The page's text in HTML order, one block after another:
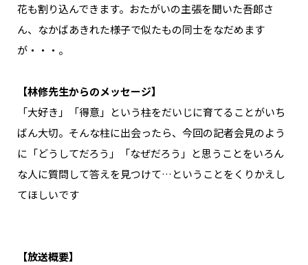
花も割り込んできます。おたがいの主張を聞いた吾郎さ
ん、なかばあきれた様子で似たもの同士をなだめます
が・・・。
【林修先生からのメッセージ】
「大好き」「得意」という柱をだいじに育てることがいち
ばん大切。そんな柱に出会ったら、今回の記者会見のよう
に「どうしてだろう」「なぜだろう」と思うことをいろん
な人に質問して答えを見つけて…ということをくりかえし
てほしいです
【放送概要】